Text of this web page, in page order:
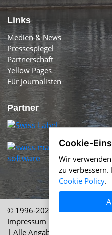
Links
Medien & News
Pressespiegel
Partnerschaft
Yellow Pages
Für Journalisten
Partner
© 1996-2026
Impressum
| Alle Angaben ohne Gewähr
Cookie-
Wir
zu verbessern.
Cookie Policy.